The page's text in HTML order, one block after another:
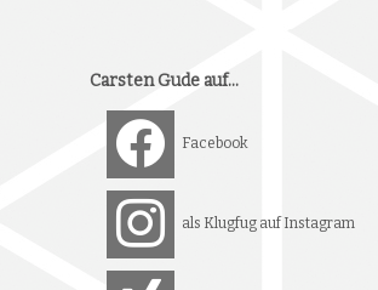
Carsten Gude auf…
Facebook
als Klugfug auf Instagram